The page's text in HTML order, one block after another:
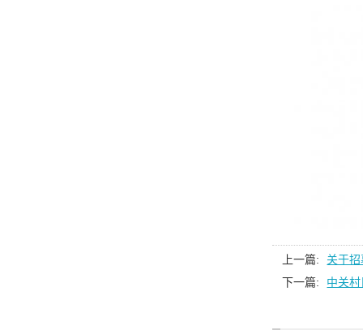
上一篇:
关于
下一篇:
中关